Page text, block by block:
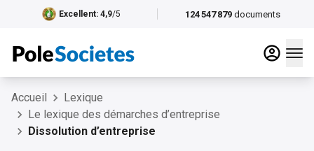
124 547 879 documents
Excellent: 4,9/5
Accueil
Lexique
Le lexique des démarches d’entreprise
Dissolution d’entreprise